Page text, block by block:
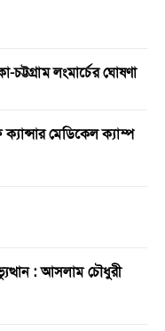
লংমার্চের ঘোষণা
মেডিকেল ক্যাম্প
: আসলাম চৌধুরী